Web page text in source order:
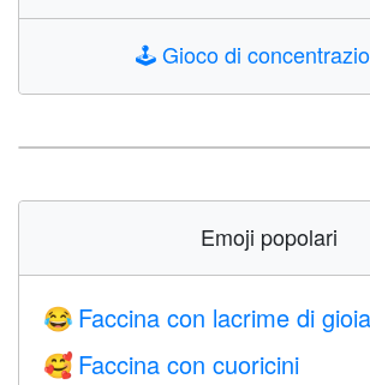
🕹️Gioco di
Emoji popolari
😂 Faccina con lacrime di gioia
🥰 Faccina con cuoricini